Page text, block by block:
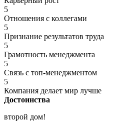
5
Отношения с коллегами
5
Признание результатов труда
5
Грамотность менеджмента
5
Связь с топ-менеджментом
5
Компания делает мир лучше
Достоинства
второй дом!